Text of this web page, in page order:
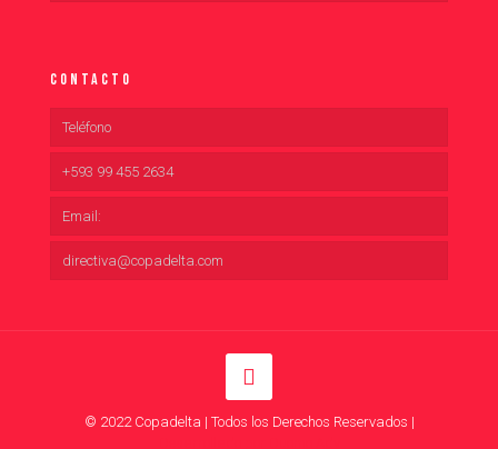
Contacto
Teléfono
+593 99 455 2634
Email:
directiva@copadelta.com
© 2022 Copadelta | Todos los Derechos Reservados |